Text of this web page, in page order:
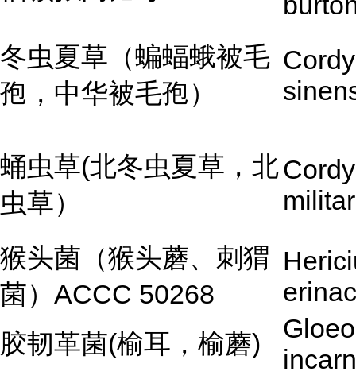
冬虫夏草（蝙蝠蛾被毛
孢，中华被毛孢）
蛹虫草(北冬虫夏草，北
虫草）
猴头菌（猴头蘑、刺猬
菌）ACCC 50268
胶韧革菌(榆耳，榆蘑)